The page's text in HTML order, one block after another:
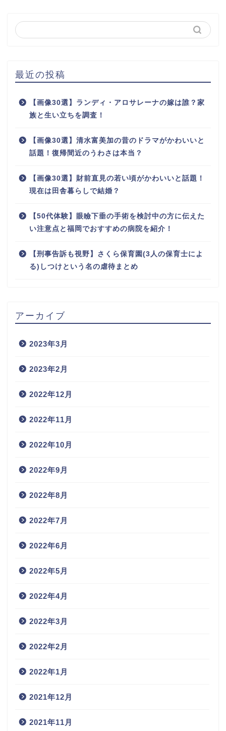
最近の投稿
【画像30選】ランディ・アロサレーナの嫁は誰？家
族と生い立ちを調査！
【画像30選】清水富美加の昔のドラマがかわいいと
話題！復帰間近のうわさは本当？
【画像30選】財前直見の若い頃がかわいいと話題！
現在は田舎暮らしで結婚？
【50代体験】眼瞼下垂の手術を検討中の方に伝えた
い注意点と福岡でおすすめの病院を紹介！
【刑事告訴も視野】さくら保育園(3人の保育士によ
る)しつけという名の虐待まとめ
アーカイブ
2023年3月
2023年2月
2022年12月
2022年11月
2022年10月
2022年9月
2022年8月
2022年7月
2022年6月
2022年5月
2022年4月
2022年3月
2022年2月
2022年1月
2021年12月
2021年11月